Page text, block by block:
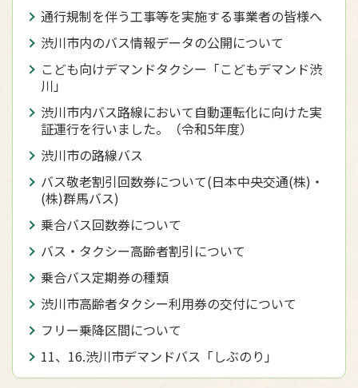
通行規制を伴う工事等を実施する事業者の皆様へ
渋川市内のバス情報データの公開について
こども向けデマンドタクシー「こどもデマンド渋
川」
渋川市内バス路線において自動運転化に向けた実
証運行を行いました。（令和5年度）
渋川市の路線バス
バス敬老割引回数券について(日本中央交通(株)・
(株)群馬バス)
乗合バス回数券について
バス・タクシー高齢者割引について
乗合バス定期券の種類
渋川市高齢者タクシー利用券の交付について
フリー乗降区間について
11、16.渋川市デマンドバス「しぶのり」